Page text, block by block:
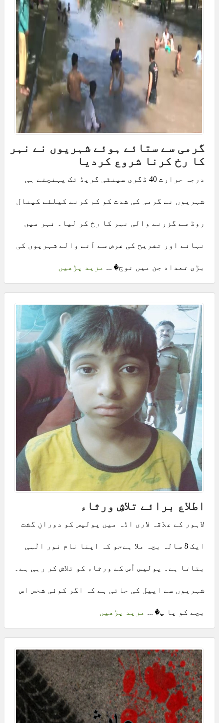
گرمی سے ستائے ہوئے شہریوں نے نہر
کا رخ کرنا شروع کردیا
درجہ حرارت 40 ڈگری سینٹی گریڈ تک پہنچتے ہی
شہریوں نے گرمی کی شدت کو کم کرنے کیلئے کینال
روڈ سے گزرنے والی نہر کا رخ کر لیا۔ نہر میں
نہانے اور تفریح کی غرض سے آنے والے شہریوں کی
بڑی تعداد جن میں نوج� ... مزید پڑھیں
اطلاع برائے تلاشِ ورثاء
لاہور کے علاقہ لاری اڈہ میں پولیس کو دورانِ گشت
ایک 8 سالہ بچہ ملا ہےجو کہ اپنا نام نور الٰہی
بتاتا ہے۔ پولیس اُس کے ورثاء کو تلاش کر رہی ہے۔
شہریوں سے اپیل کی جاتی ہے کہ اگر کوئی شخص اس
بچے کو یا پ� ... مزید پڑھیں